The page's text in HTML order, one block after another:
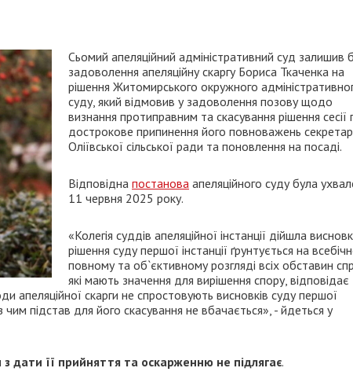
Сьомий апеляційний адміністративний суд залишив
задоволення апеляційну скаргу Бориса Ткаченка на
рішення Житомирського окружного
суду, який відмовив у задоволення позову щодо
визнання протиправним та скасування рішення сесії
дострокове припинення його повноважень
Оліївської сільської ради та поновлення на посаді.
Відповідна постанова апеляційного суду була
11 червня 2025 року.
«Колегія суддів апеляційної інстанції дійшла
рішення суду першої інстанції ґрунтується на
повному та об`єктивному розгляді всіх обставин
які мають значення для вирішення спору, відповідає
апеляційної скарги не спростовують висновків суду першої
чим підстав для його скасування не вбачається», - йдеться у
з дати її прийняття та оскарженню не підлягає.